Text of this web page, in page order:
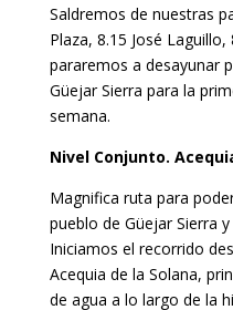
Saldremos de nuestras
Plaza, 8.15 José
pararemos a desayunar
Güejar Sierra para la
semana.
Nivel Conjunto.
Magnifica ruta para
pueblo de Güejar Sierra
Iniciamos el recorrido
Acequia de la Solana,
de agua a lo largo de la